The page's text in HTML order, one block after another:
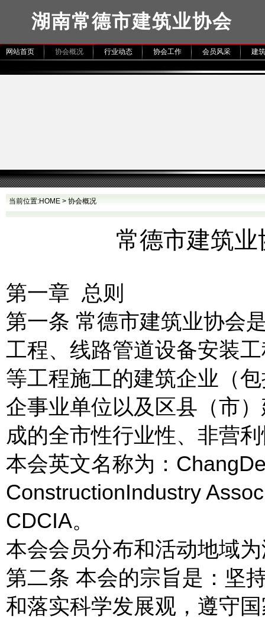
湖南常德市建筑业协会
网站首页 协会概况 行业动态 协会工作 会员风采 建
当前位置:HOME > 协会概况
常德市建筑业
第一章 总则
第一条 常德市建筑业协会
工程、线路管道设备安装
等工程施工的建筑企业（
企事业单位以及区县（市
成的全市性行业性、非营
本会英文名称为：
ConstructionIndustry
CDCIA。
本会会员分布和活动地域
第二条 本会的宗旨是：坚
和落实科学发展观，遵守